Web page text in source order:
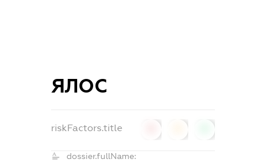
ЯЛОС
riskFactors.title
dossier.fullName: